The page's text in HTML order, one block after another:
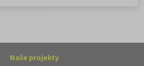
Naše projekty